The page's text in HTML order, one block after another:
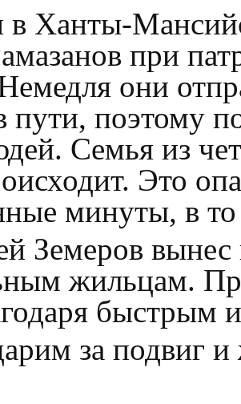
в Ханты-
при
они
пути, поэтому
Семья из
Это
минуты, в
Земеров
жильцам.
быстрым
за подвиг